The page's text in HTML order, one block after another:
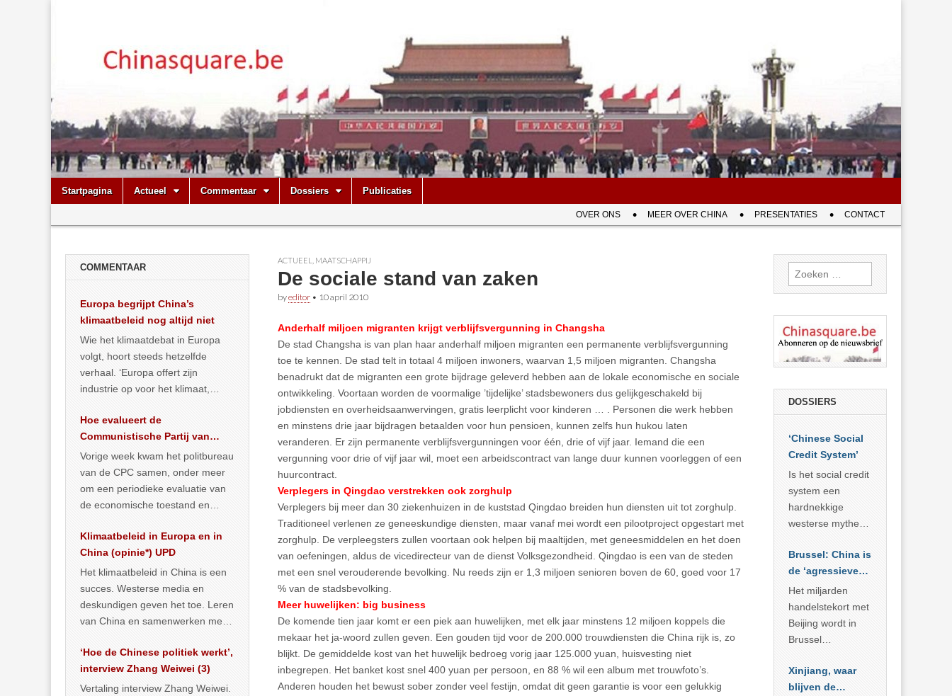
Chinasquare.be
Main
menu
Skip
Startpagina Actueel Commentaar Dossiers Publicaties
menu
OVER ONS MEER OVER CHINA PRESENTATIES CONTACT
ACTUEEL MAATSCHAPPIJ
De sociale stand van zaken
byeditor • 10 april 2010
Anderhalf miljoen migranten krijgt verblijfsvergunning in Changsha
De stad Changsha is van plan haar anderhalf miljoen migranten een permanente verblijfsvergunning
toe te kennen. De stad telt in totaal 4 miljoen inwoners, waarvan 1,5 miljoen migranten. Changsha
benadrukt dat de migranten een grote bijdrage geleverd hebben aan de lokale economische en sociale
ontwikkeling. Voortaan worden de voormalige ’tijdelijke’ stadsbewoners dus gelijkgeschakeld bij
jobdiensten en overheidsaanwervingen, gratis leerplicht voor kinderen … . Personen die werk hebben
en minstens drie jaar bijdragen betaalden voor hun pensioen, kunnen zelfs hun hukou laten
veranderen. Er zijn permanente verblijfsvergunningen voor één, drie of vijf jaar. Iemand die een
vergunning voor drie of vijf jaar wil, moet een arbeidscontract van lange duur kunnen voorleggen of een
huurcontract.
Verplegers in Qingdao verstrekken ook zorghulp
Verplegers bij meer dan 30 ziekenhuizen in de kuststad Qingdao breiden hun diensten uit tot zorghulp.
Traditioneel verlenen ze geneeskundige diensten, maar vanaf mei wordt een pilootproject opgestart met
zorghulp. De verpleegsters zullen voortaan ook helpen bij maaltijden, met geneesmiddelen en het doen
van oefeningen, aldus de vicedirecteur van de dienst Volksgezondheid. Qingdao is een van de steden
met een snel verouderende bevolking. Nu reeds zijn er 1,3 miljoen senioren boven de 60, goed voor 17
% van de stadsbevolking.
Meer huwelijken: big business
De komende tien jaar komt er een piek aan huwelijken, met elk jaar minstens 12 miljoen koppels die
mekaar het ja-woord zullen geven. Een gouden tijd voor de 200.000 trouwdiensten die China rijk is, zo
blijkt. De gemiddelde kost van het huwelijk bedroeg vorig jaar 125.000 yuan, huisvesting niet
inbegrepen. Het banket kost snel 400 yuan per persoon, en 88 % wil een album met trouwfoto’s.
Anderen houden het bewust sober zonder veel festijn, omdat dit geen garantie is voor een gelukkig
COMMENTAAR
Europa begrijpt China’s
klimaatbeleid nog altijd niet
Wie het klimaatdebat in Europa
volgt, hoort steeds hetzelfde
verhaal. ‘Europa offert zijn
industrie op voor het klimaat,
vergroening… >> lees meer
Hoe evalueert de
Communistische Partij van
China de economische
toestand?
Vorige week kwam het politbureau
van de CPC samen, onder meer
om een periodieke evaluatie van
de economische toestand en
publiceerden… >> lees meer
Klimaatbeleid in Europa en in
China (opinie*) UPD
Het klimaatbeleid in China is een
succes. Westerse media en
deskundigen geven het toe. Leren
van China en samenwerken met
… >> lees meer
‘Hoe de Chinese politiek werkt’,
interview Zhang Weiwei (3)
Vertaling interview Zhang Weiwei.
Zoeken
naar:
DOSSIERS
‘Chinese Social
Credit System’
Is het social credit
system een
hardnekkige
westerse mythe of
realiteit in China?
Brussel: China is
de ‘agressieve
schuldige’
Het miljarden
handelstekort met
Beijing wordt in
Brussel
bewijs van
economische
Xinjiang, waar
blijven de